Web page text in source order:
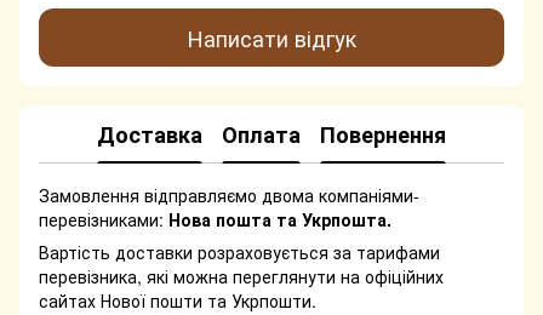
Написати відгук
Доставка Оплата Повернення
Замовлення відправляємо двома компаніями-
перевізниками: Нова пошта та Укрпошта.
Вартість доставки розраховується за тарифами
перевізника, які можна переглянути на офіційних
сайтах Нової пошти та Укрпошти.